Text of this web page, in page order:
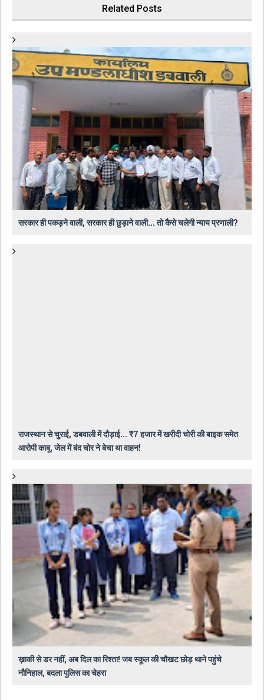
Related Posts
सरकार ही पकड़ने वाली, सरकार ही छुड़ाने वाली... तो कैसे चलेगी न्याय प्रणाली?
राजस्थान से चुराई, डबवाली में दौड़ाई... ₹7 हजार में खरीदी चोरी की बाइक समेत
आरोपी काबू, जेल में बंद चोर ने बेचा था वाहन!
ख़ाकी से डर नहीं, अब दिल का रिश्ता! जब स्कूल की चौखट छोड़ थाने पहुंचे
नौनिहाल, बदला पुलिस का चेहरा